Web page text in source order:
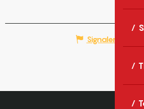
Signaler une